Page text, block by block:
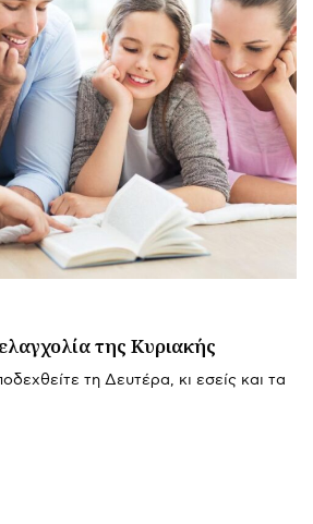
της Κυριακής
τη Δευτέρα, κι εσείς και τα